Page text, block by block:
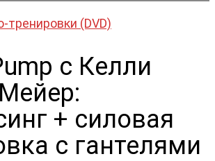
тренировки (DVD)
с Келли
+ силовая
с гантелями